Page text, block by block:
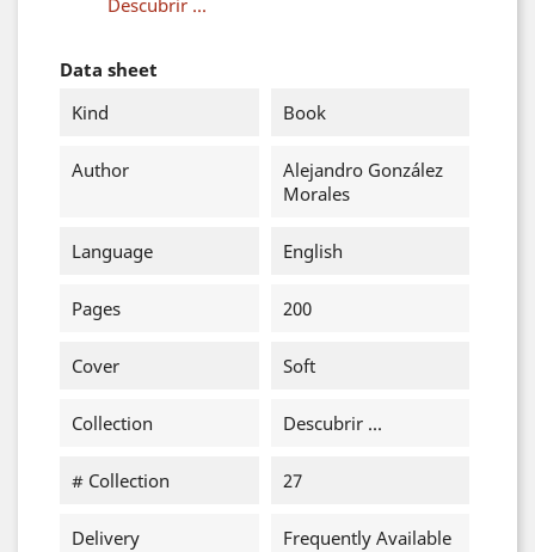
Descubrir ...
Data sheet
Kind
Book
Author
Alejandro González
Morales
Language English
Pages 200
Cover Soft
Collection Descubrir ...
# Collection 27
Delivery Frequently Available